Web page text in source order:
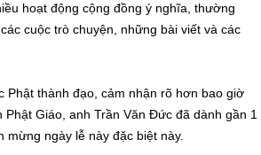
hoạt động cộng đồng ý nghĩa, thường
cuộc trò chuyện, những bài viết và các
thành đạo, cảm nhận rõ hơn bao giờ
Giáo, anh Trần Văn Đức đã dành gần 1
ngày lễ này đặc biệt này.